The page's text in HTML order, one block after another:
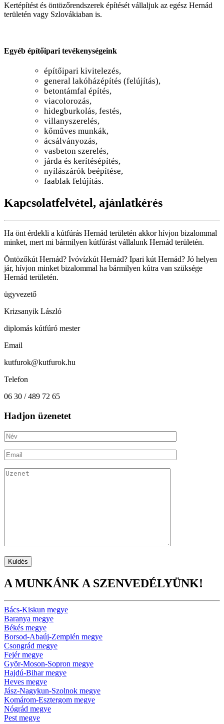
Kertépítést és öntözőrendszerek építését vállaljuk az egész Hernád
területén vagy Szlovákiaban is.
Egyéb építőipari tevékenységeink
építőipari kivitelezés,
general lakóházépítés (felújítás),
betontámfal építés,
viacolorozás,
hidegburkolás, festés,
villanyszerelés,
kőműves munkák,
ácsálványozás,
vasbeton szerelés,
járda és kerítésépítés,
nyílászárók beépítése,
faablak felújítás.
Kapcsolatfelvétel, ajánlatkérés
Ha önt érdekli a kútfúrás Hernád területén akkor hívjon bizalommal
minket, mert mi bármilyen kútfúrást vállalunk Hernád területén.
Öntözőkút Hernád? Ivóvízkút Hernád? Ipari kút Hernád? Jó helyen
jár, hívjon minket bizalommal ha bármilyen kútra van szüksége
Hernád területén.
ügyvezető
Krizsanyik László
diplomás kútfúró mester
Email
kutfurok@kutfurok.hu
Telefon
06 30 / 489 72 65
Hadjon üzenetet
A MUNKÁNK A SZENVEDÉLYÜNK!
Bács-Kiskun megye
Baranya megye
Békés megye
Borsod-Abaúj-Zemplén megye
Csongrád megye
Fejér megye
Gyõr-Moson-Sopron megye
Hajdú-Bihar megye
Heves megye
Jász-Nagykun-Szolnok megye
Komárom-Esztergom megye
Nógrád megye
Pest megye